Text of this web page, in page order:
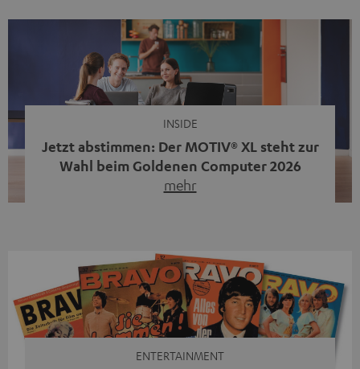
INSIDE
Jetzt abstimmen: Der MOTIV® XL steht zur
Wahl beim Goldenen Computer 2026
mehr
Streaming-System vereint hochwertige HiFi-Technik,
moderne Streaming-Funktionen und hohe Flexibilität in
einem einzigen Gerät – und zeigt, dass man für großen
Sound heute keine klassische HiFi-Anlage mehr braucht.
ENTERTAINMENT